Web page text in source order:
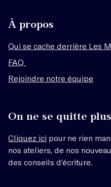
À propos
Qui se cache derrière Les
FAQ
Rejoindre notre équipe
On ne se quitte
Cliquez ici pour ne rien
nos ateliers, de nos
des conseils d’écriture.